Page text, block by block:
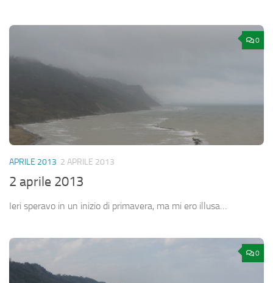
0
APRILE 2013 2 APRILE 2013
2 aprile 2013
Ieri speravo in un inizio di primavera, ma mi ero illusa…
0